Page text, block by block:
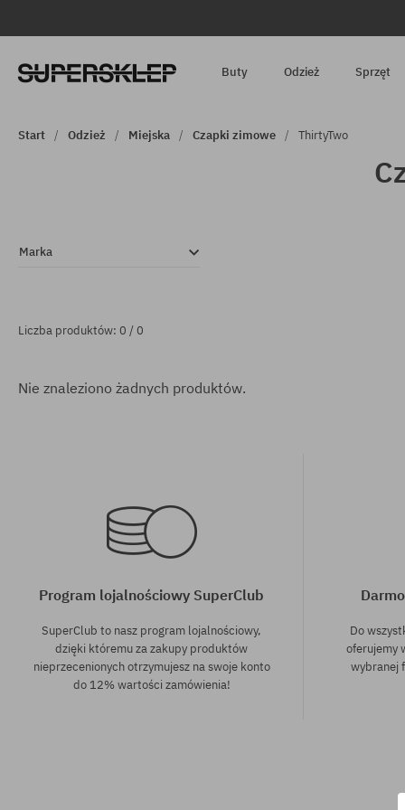
Buty Odzież Sprzęt
Start Odzież Miejska Czapki zimowe ThirtyTwo
Marka
Liczba produktów: 0 / 0
Nie znaleziono żadnych produktów.
Program lojalnościowy SuperClub
SuperClub to nasz program lojalnościowy,
dzięki któremu za zakupy produktów
nieprzecenionych otrzymujesz na swoje konto
do 12% wartości zamówienia!
Do
oferujemy
wybranej